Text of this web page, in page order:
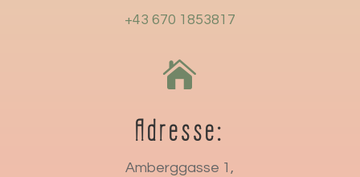
+43 670 1853817

Adresse:
Amberggasse 1,